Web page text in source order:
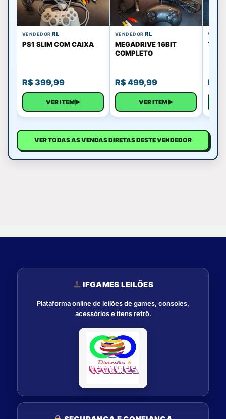
VENDEDOR RL
PS1 SLIM COM CAIXA
R$399,99
VER ITEM▶
VENDEDOR RL
MEGADRIVE 16BIT
COMPLETO
R$499,99
VER ITEM▶
TOY
R$
VER TODAS AS VENDAS DIRETAS DESTE VENDEDOR
IFGAMES LEILÕES
Plataforma online de leilões de games, consoles,
acessórios e itens retrô.